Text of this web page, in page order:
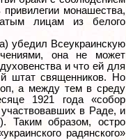
привилегии монашества,
лицам из белого
убедил Всеукраинскую
она не может
и что ей для
штат священников. Но
а между тем в среду
1921 года «собор
в Раде, и
Таким образом, остро
радянского»